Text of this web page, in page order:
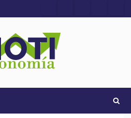
Noti-
economía